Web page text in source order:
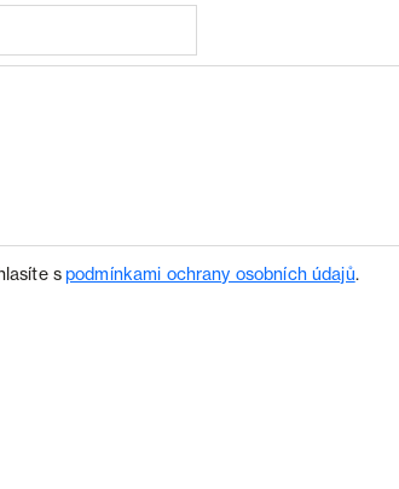
spodmínkami ochrany osobních údajů.